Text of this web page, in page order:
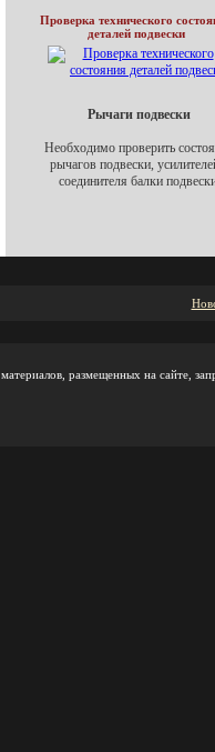
Проверка технического
деталей подвески
Рычаги подвески
Необходимо проверить
рычагов подвески,
соединителя балки
размещенных на сайте,